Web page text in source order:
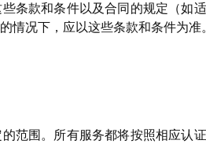
条款和条件以及合同的规定（如
情况下，应以这些条款和条件为准。
范围。所有服务都将按照相应认